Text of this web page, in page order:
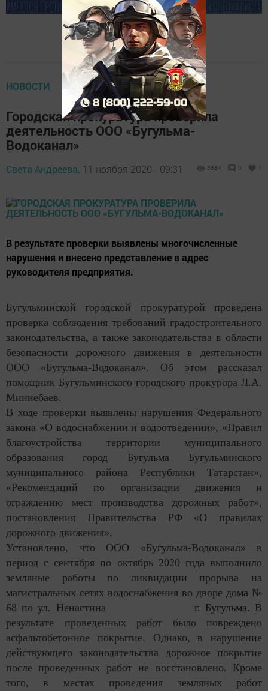
НОВОСТИ
Городская прокуратура проверила
деятельность ООО «Бугульма-
Водоканал»
Света Андреева, 11 ноября 2020 - 09:31 3884 0 1
В результате проверки выявлены многочисленные
нарушения и внесено представление в адрес
руководителя предприятия.
Бугульминской городской прокуратурой проведена
проверка соблюдения требований градостроительного
законодательства, а также законодательства в области
безопасности дорожного движения в деятельности
ООО «Бугульма-Водоканал». Об этом рассказал
помощник Бугульминского городского прокурора Л.А.
Миннебаев.
В ходе проверки выявлены нарушения Федерального
закона «О водоснабжении и водоотведении», «Правил
благоустройства территории муниципального
образования город Бугульма Бугульминского
муниципального района Республики Татарстан»,
«Рекомендаций по организации движения и
ограждению мест производства дорожных работ»,
постановления Правительства РФ «О правилах
дорожного движения».
Установлено, что ООО «Бугульма-Водоканал» в
период с сентября по октябрь 2020 года выполнило
земляные работы по ликвидации прорыва на
магистральных сетях водоснабжения во дворе дома №
68 по ул. Ненастина г. Бугульма. В
результате проведенных работ было повреждено
асфальтобетонное покрытие. Однако, в нарушение
действующего законодательства дорожное покрытие
после проведенных работ не восстановлено. Кроме
того, в местах проведения земляных работ